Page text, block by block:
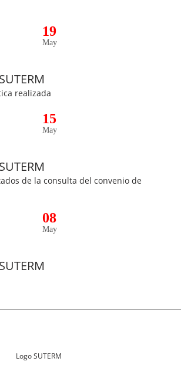
19
May
realizada
15
May
de la consulta del convenio de
08
May